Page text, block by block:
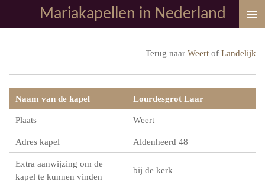
direct
Mariakapellen in Nederland
Terug naar Weert of Landelijk
Naam van de kapel Lourdesgrot Laar
Plaats Weert
Adres kapel Aldenheerd 48
Extra aanwijzing om de
kapel te kunnen vinden
bij de kerk